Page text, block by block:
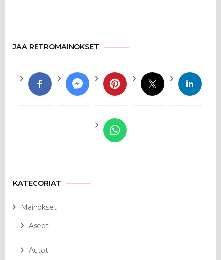
JAA RETROMAINOKSET
KATEGORIAT
Mainokset
Aseet
Autot